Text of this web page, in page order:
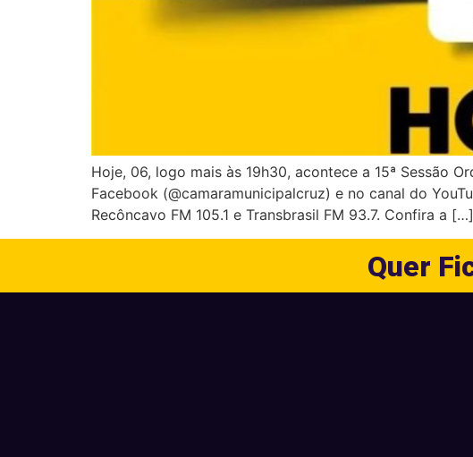
Hoje, 06, logo mais às 19h30, acontece a 15ª Sessão
Facebook (@camaramunicipalcruz) e no canal do
Recôncavo FM 105.1 e Transbrasil FM 93.7. Confira a […]
Quer